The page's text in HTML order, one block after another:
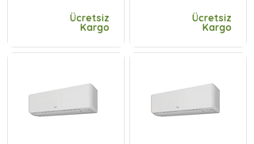
Ücretsiz
Kargo
Ücretsiz
Kargo